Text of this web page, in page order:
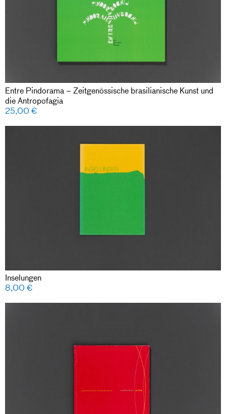
Entre Pindorama – Zeitgenössische brasilianische Kunst und
die Antropofagia
25,00€
Inselungen
8,00€